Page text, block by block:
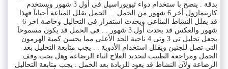
بدقة . ينصح با ستخدام دواء ثيويوراسيل فى أول 3 شهور ويستخدم
كاربيمازول أخر 6 شهور من الحمل . . الحمل يقلل المناعة أحيانآ فهذا
قد يقلل النشاط المناعى ويحدث استقرار فى التحاليل وخاصة اخر 6
شهور والعكس قد يحدث أول 3 شهور . . فى الحمل قد يكون مسموحآ
بجعل تحليل تى 3 وتى 4 ناحبة الحد الأعلى مما يحسن كمية الهرمون
التى تصل للجنين ويقلل استخدام الأدوية . . يجب متابعة التحليل بغد
الحمل ومراجعة الطبيب لتحديد العلاج اثناء الرضاعة وهل يجب وقف
الرضاعة ولآن النشاط قد يعود للزيادة بعد الخمل . يجب متابعة التحاليل